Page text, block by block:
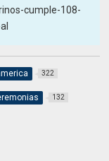
cumple-108-
322
132